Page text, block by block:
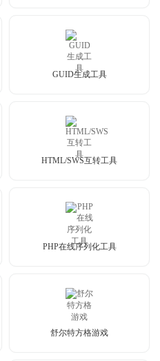
GUID生成工具
HTML/SWS互转工具
PHP在线序列化工具
舒尔特方格游戏